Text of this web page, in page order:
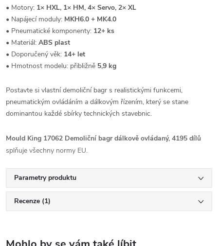
• Motory: 1× HXL, 1× HM, 4× Servo, 2× XL
• Napájecí moduly: MKH6.0 + MK4.0
• Pneumatické komponenty: 12+ ks
• Materiál: ABS plast
• Doporučený věk: 14+ let
• Hmotnost modelu: přibližně 5,9 kg
Postavte si vlastní demoliční bagr s realistickými funkcemi,
pneumatickým ovládáním a dálkovým řízením, který se stane
dominantou každé sbírky technických stavebnic.
Mould King 17062 Demoliční bagr dálkově ovládaný, 4195 dílů
splňuje všechny normy EU.
Parametry produktu
Recenze (1)